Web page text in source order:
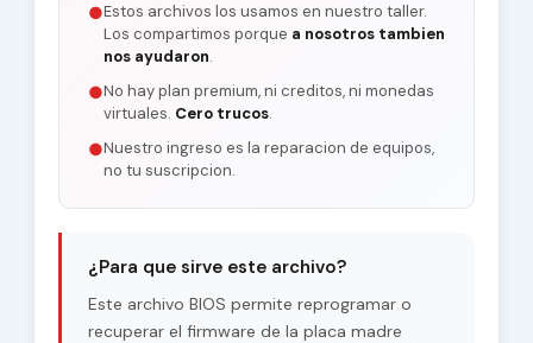
●Estos archivos los usamos en nuestro taller.
Los compartimos porque a nosotros tambien
nos ayudaron.
●No hay plan premium, ni creditos, ni monedas
virtuales. Cero trucos.
●Nuestro ingreso es la reparacion de equipos,
no tu suscripcion.
¿Para que sirve este archivo?
Este archivo BIOS permite reprogramar o
recuperar el firmware de la placa madre